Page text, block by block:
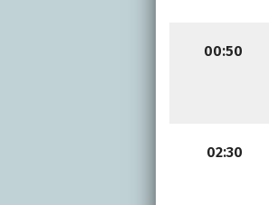
00:50
02:30